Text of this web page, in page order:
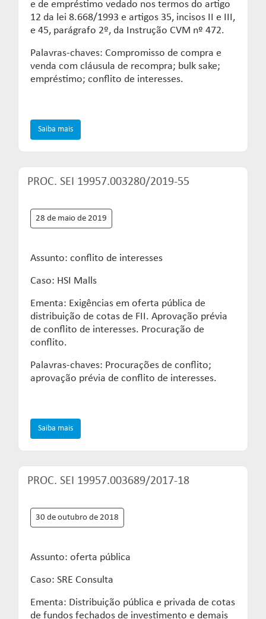
e de empréstimo vedado nos termos do artigo
12 da lei 8.668/1993 e artigos 35, incisos II e III,
e 45, parágrafo 2º, da Instrução CVM nº 472.
Palavras-chaves: Compromisso de compra e
venda com cláusula de recompra; bulk sake;
empréstimo; conflito de interesses.
Saiba mais
PROC. SEI 19957.003280/2019-55
28 de maio de 2019
Assunto: conflito de interesses
Caso: HSI Malls
Ementa: Exigências em oferta pública de
distribuição de cotas de FII. Aprovação prévia
de conflito de interesses. Procuração de
conflito.
Palavras-chaves: Procurações de conflito;
aprovação prévia de conflito de interesses.
Saiba mais
PROC. SEI 19957.003689/2017-18
30 de outubro de 2018
Assunto: oferta pública
Caso: SRE Consulta
Ementa: Distribuição pública e privada de cotas
de fundos fechados de investimento e demais